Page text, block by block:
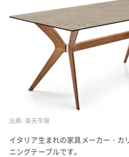
出典: 楽天市場
イタリア生まれの家具メーカー・カ
ニングテーブルです。